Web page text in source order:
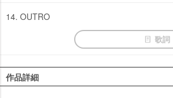
14. OUTRO
歌詞
作品詳細